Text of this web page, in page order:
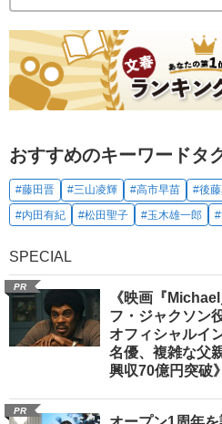
おすすめのキーワードタ
#藤田晋 #三山凌輝 #高市早苗 #後
#内田有紀
#松田聖子 #玉木雄一郎
SPECIAL
PR
《映画『
フ・ジャクソン
オフィシャルイ
名優、複雑な父
興収70億円突破》
PR